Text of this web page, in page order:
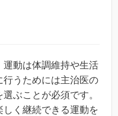
動は体調維持や生活
うためには主治医の
ぶことが必須です。
く継続できる運動を